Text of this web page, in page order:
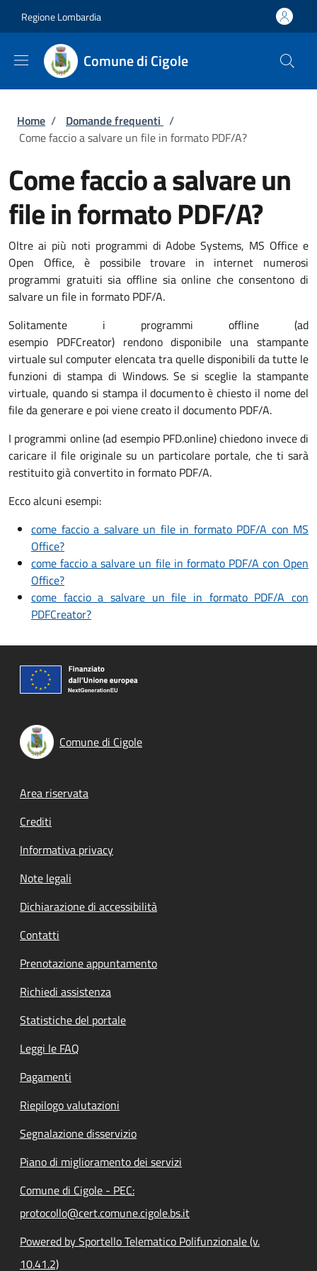
Regione Lombardia
Comune di Cigole
Briciole di pane
Home / Domande frequenti /
Come faccio a salvare un file in formato PDF/A?
Come faccio a salvare un
file in formato PDF/A?
Oltre ai più noti programmi di Adobe Systems, MS Office e
Open Office, è possibile trovare in internet numerosi
programmi gratuiti sia offline sia online che consentono di
salvare un file in formato PDF/A.
Solitamente i programmi offline (ad
esempio PDFCreator) rendono disponibile una stampante
virtuale sul computer elencata tra quelle disponibili da tutte le
funzioni di stampa di Windows. Se si sceglie la stampante
virtuale, quando si stampa il documento è chiesto il nome del
file da generare e poi viene creato il documento PDF/A.
I programmi online (ad esempio PFD.online) chiedono invece di
caricare il file originale su un particolare portale, che ti sarà
restituito già convertito in formato PDF/A.
Ecco alcuni esempi:
come faccio a salvare un file in formato PDF/A con MS
Office?
come faccio a salvare un file in formato PDF/A con Open
Office?
come faccio a salvare un file in formato PDF/A con
PDFCreator?
Comune di Cigole
Footer menu
Area riservata
Crediti
Informativa privacy
Note legali
Dichiarazione di accessibilità
Contatti
Prenotazione appuntamento
Richiedi assistenza
Statistiche del portale
Leggi le FAQ
Pagamenti
Riepilogo valutazioni
Segnalazione disservizio
Piano di miglioramento dei servizi
Comune di Cigole - PEC:
protocollo@cert.comune.cigole.bs.it
Powered by Sportello Telematico Polifunzionale (v.
10.41.2)